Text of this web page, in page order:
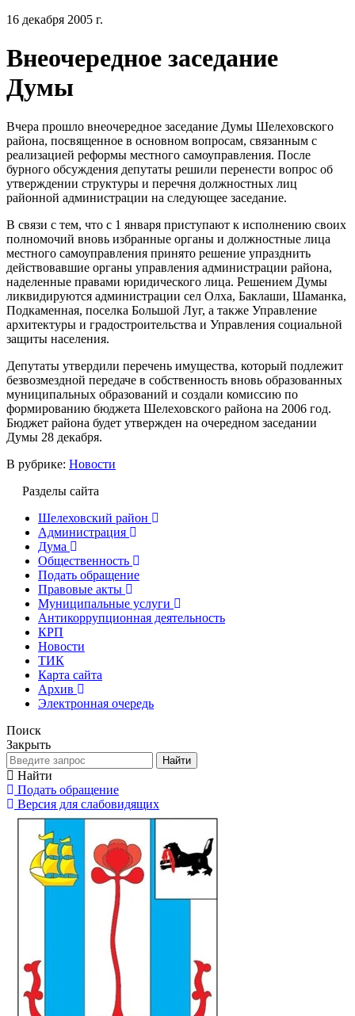
16 декабря 2005 г.
Внеочередное заседание
Думы
Вчера прошло внеочередное заседание Думы Шелеховского
района, посвященное в основном вопросам, связанным с
реализацией реформы местного самоуправления. После
бурного обсуждения депутаты решили перенести вопрос об
утверждении структуры и перечня должностных лиц
районной администрации на следующее заседание.
В связи с тем, что с 1 января приступают к исполнению своих
полномочий вновь избранные органы и должностные лица
местного самоуправления принято решение упразднить
действовавшие органы управления администрации района,
наделенные правами юридического лица. Решением Думы
ликвидируются администрации сел Олха, Баклаши, Шаманка,
Подкаменная, поселка Большой Луг, а также Управление
архитектуры и градостроительства и Управления социальной
защиты населения.
Депутаты утвердили перечень имущества, который подлежит
безвозмездной передаче в собственность вновь образованных
муниципальных образований и создали комиссию по
формированию бюджета Шелеховского района на 2006 год.
Бюджет района будет утвержден на очередном заседании
Думы 28 декабря.
В рубрике: Новости
Разделы сайта
Шелеховский район
Администрация
Дума
Общественность
Подать обращение
Правовые акты
Муниципальные услуги
Антикоррупционная деятельность
КРП
Новости
ТИК
Карта сайта
Архив
Электронная очередь
Поиск
Закрыть
Найти
Найти
Подать обращение
Версия для слабовидящих